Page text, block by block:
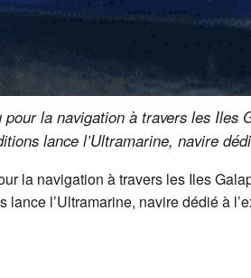
la navigation à travers les Iles
lance l’Ultramarine, navire
la navigation à travers les Iles
l’Ultramarine, navire dédié à